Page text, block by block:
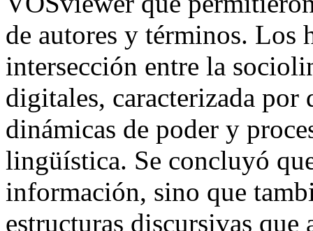
de autores y términos. Los
intersección entre la
digitales, caracterizada por
dinámicas de poder y
lingüística. Se concluyó
información, sino que
estructuras discursivas que